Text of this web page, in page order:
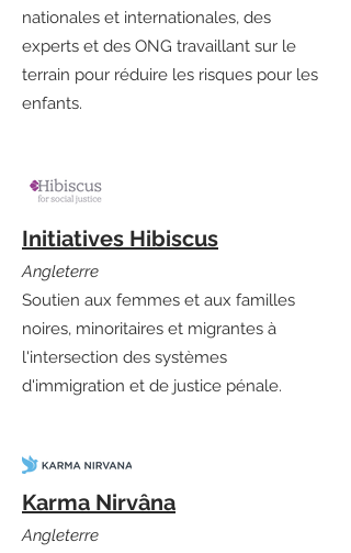
nationales et internationales, des
experts et des ONG travaillant sur le
terrain pour réduire les risques pour les
enfants.
Initiatives Hibiscus
Angleterre
Soutien aux femmes et aux familles
noires, minoritaires et migrantes à
l'intersection des systèmes
d'immigration et de justice pénale.
Karma Nirvâna
Angleterre